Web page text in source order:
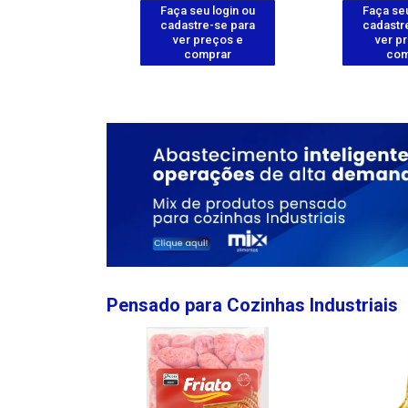
Faça seu login ou
cadastre-se para
ver preços e
comprar
Faça
ver
Pensado para Cozinhas Industriais